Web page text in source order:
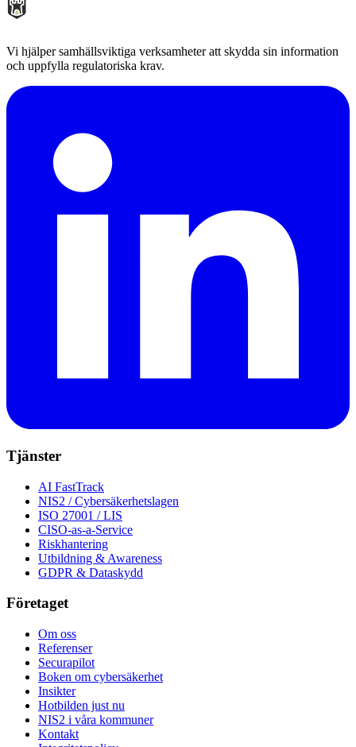
Vi hjälper samhällsviktiga verksamheter att skydda sin information
och uppfylla regulatoriska krav.
Tjänster
AI FastTrack
NIS2 / Cybersäkerhetslagen
ISO 27001 / LIS
CISO-as-a-Service
Riskhantering
Utbildning & Awareness
GDPR & Dataskydd
Företaget
Om oss
Referenser
Securapilot
Boken om cybersäkerhet
Insikter
Hotbilden just nu
NIS2 i våra kommuner
Kontakt